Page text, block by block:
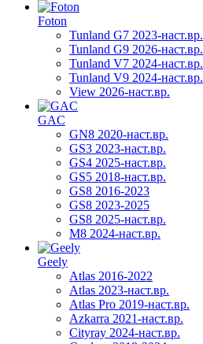
Foton
Tunland G7 2023-наст.вр.
Tunland G9 2026-наст.вр.
Tunland V7 2024-наст.вр.
Tunland V9 2024-наст.вр.
View 2026-наст.вр.
GAC
GN8 2020-наст.вр.
GS3 2023-наст.вр.
GS4 2025-наст.вр.
GS5 2018-наст.вр.
GS8 2016-2023
GS8 2023-2025
GS8 2025-наст.вр.
M8 2024-наст.вр.
Geely
Atlas 2016-2022
Atlas 2023-наст.вр.
Atlas Pro 2019-наст.вр.
Azkarra 2021-наст.вр.
Cityray 2024-наст.вр.